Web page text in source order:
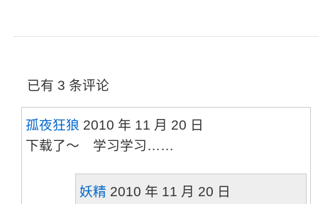
已有 3 条评论
孤夜狂狼 2010 年 11 月 20 日
下载了～ 学习学习……
妖精 2010 年 11 月 20 日